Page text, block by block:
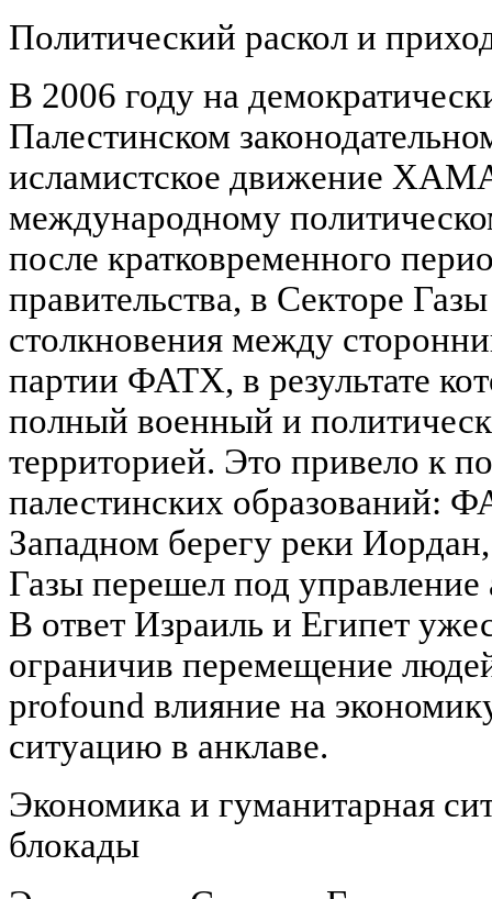
Политический раскол и
В 2006 году на
Палестинском
исламистское движение
международному
после кратковременного
правительства, в Секторе
столкновения между
партии ФАТХ, в результате
полный военный и
территорией. Это привело к
палестинских образований:
Западном берегу реки
Газы перешел под
В ответ Израиль и Египет
ограничив перемещение
profound влияние на
ситуацию в анклаве.
Экономика и гуманитарная
блокады